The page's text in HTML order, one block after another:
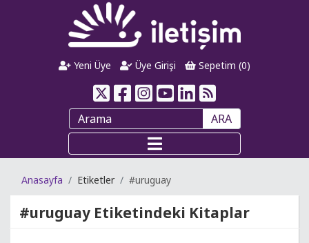
Yeni Üye Üye Girişi Sepetim (0)
ARA
Anasayfa Etiketler #uruguay
#uruguay Etiketindeki Kitaplar